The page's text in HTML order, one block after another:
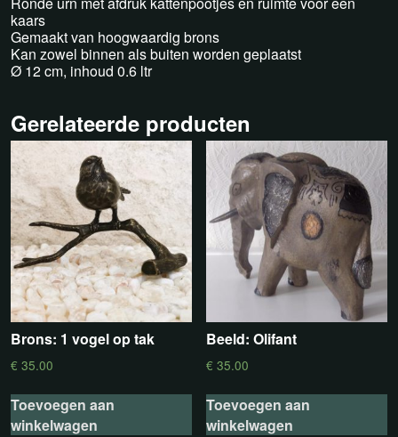
kaars
Gemaakt van hoogwaardig brons
Kan zowel binnen als buiten worden geplaatst
Ø 12 cm, inhoud 0.6 ltr
Gerelateerde producten
Brons: 1 vogel op tak
€ 35.00
Toevoegen aan
winkelwagen
Beeld: Olifant
€ 35.00
Toevoegen aan
winkelwagen